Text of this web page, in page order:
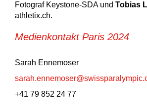
Fotograf Keystone-SDA und Tobias
athletix.ch.
Medienkontakt Paris 2024
Sarah Ennemoser
+41 79 852 24 77